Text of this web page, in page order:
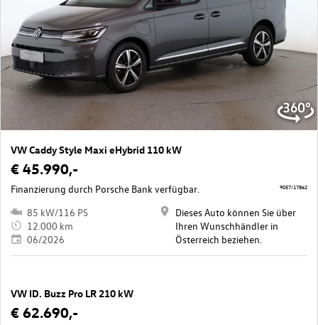
VW Caddy Style Maxi eHybrid 110 kW
€ 45.990,-
Finanzierung durch Porsche Bank verfügbar.
85 kW/116 PS
12.000 km
06/2026
Dieses Auto können Sie über
Ihren Wunschhändler in
Österreich beziehen.
9057/17862
VW ID. Buzz Pro LR 210 kW
€ 62.690,-